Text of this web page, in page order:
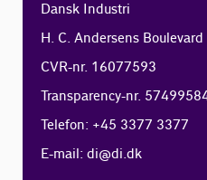
Dansk Industri
H. C. Andersens
CVR-nr. 16077593
Transparency-nr.
Telefon: +45 3377 3377
E-mail:di@di.dk